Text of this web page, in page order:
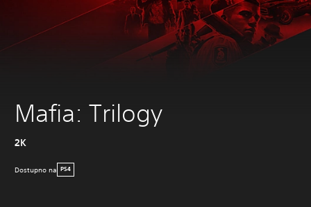
Mafia: Trilogy
2K
Dostupno na PS4